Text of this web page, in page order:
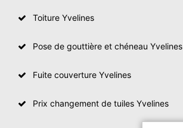
Toiture Yvelines
Pose de gouttière et chéneau Yvelines
Fuite couverture Yvelines
Prix changement de tuiles Yvelines